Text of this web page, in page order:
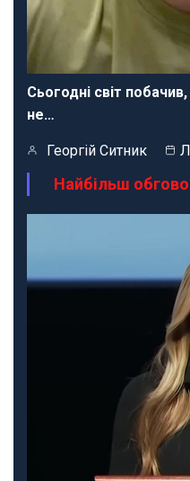
Сьогодні світ
не…
Георгій Ситник
Найбільш